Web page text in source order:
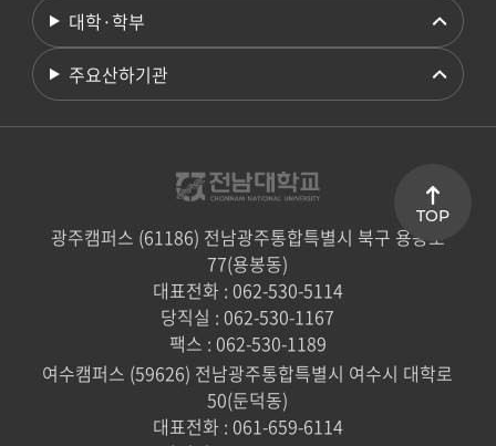
대학·학부
주요산하기관
광주캠퍼스 (61186) 전남광주통합특별시 북구 용봉로
77(용봉동)
대표전화 : 062-530-5114
당직실 : 062-530-1167
팩스 : 062-530-1189
여수캠퍼스 (59626) 전남광주통합특별시 여수시 대학로
50(둔덕동)
대표전화 : 061-659-6114
TOP